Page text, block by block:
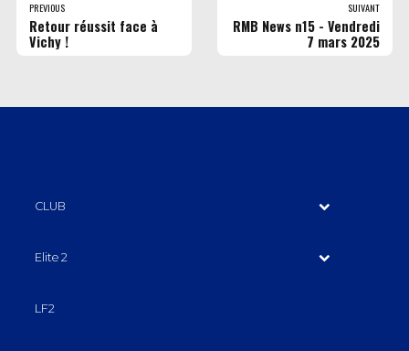
PREVIOUS
Retour réussit face à
Vichy !
SUIVANT
RMB News n15 - Vendredi
7 mars 2025
CLUB
Elite 2
LF2